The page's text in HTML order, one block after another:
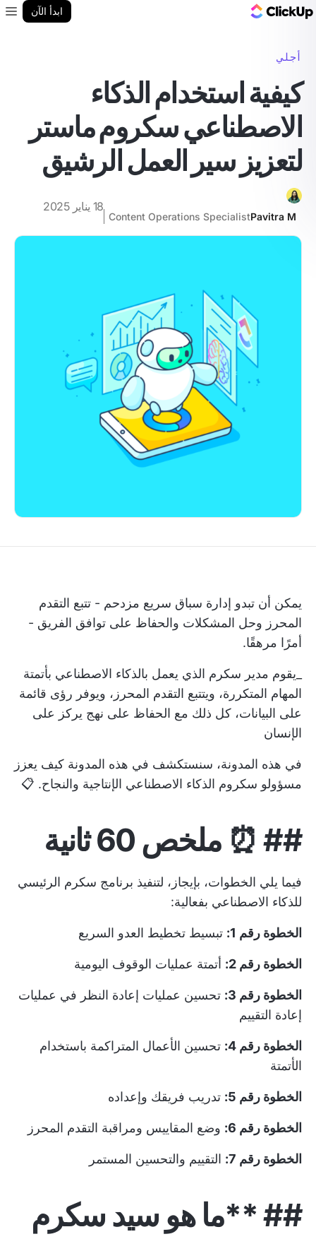
ابدأ الآن
أجلي
كيفية استخدام الذكاء
الاصطناعي سكروم ماستر
لتعزيز سير العمل الرشيق
Pavitra M
Content Operations Specialist
18 يناير 2025
يمكن أن تبدو إدارة سباق سريع مزدحم - تتبع التقدم
المحرز وحل المشكلات والحفاظ على توافق الفريق -
أمرًا مرهقًا.
_يقوم مدير سكرم الذي يعمل بالذكاء الاصطناعي بأتمتة
المهام المتكررة، ويتتبع التقدم المحرز، ويوفر رؤى قائمة
على البيانات، كل ذلك مع الحفاظ على نهج يركز على
الإنسان
في هذه المدونة، سنستكشف في هذه المدونة كيف يعزز
مسؤولو سكروم الذكاء الاصطناعي الإنتاجية والنجاح. 📋
## ⏰ ملخص 60 ثانية
فيما يلي الخطوات، بإيجاز، لتنفيذ برنامج سكرم الرئيسي
للذكاء الاصطناعي بفعالية:
الخطوة رقم 1: تبسيط تخطيط العدو السريع
الخطوة رقم 2: أتمتة عمليات الوقوف اليومية
الخطوة رقم 3:
تحسين عمليات إعادة النظر في عمليات
إعادة التقييم
الخطوة رقم 4:
تحسين الأعمال المتراكمة باستخدام
الأتمتة
الخطوة رقم 5: تدريب فريقك وإعداده
الخطوة رقم 6: وضع المقاييس ومراقبة التقدم المحرز
الخطوة رقم 7: التقييم والتحسين المستمر
## **ما هو سيد سكرم